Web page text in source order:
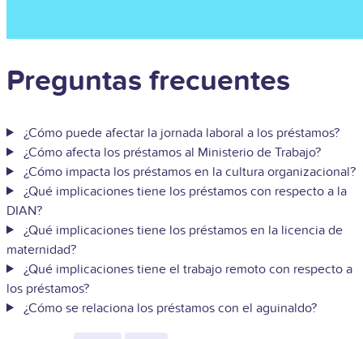
Preguntas frecuentes
¿Cómo puede afectar la jornada laboral a los préstamos?
¿Cómo afecta los préstamos al Ministerio de Trabajo?
¿Cómo impacta los préstamos en la cultura organizacional?
¿Qué implicaciones tiene los préstamos con respecto a la
DIAN?
¿Qué implicaciones tiene los préstamos en la licencia de
maternidad?
¿Qué implicaciones tiene el trabajo remoto con respecto a
los préstamos?
¿Cómo se relaciona los préstamos con el aguinaldo?